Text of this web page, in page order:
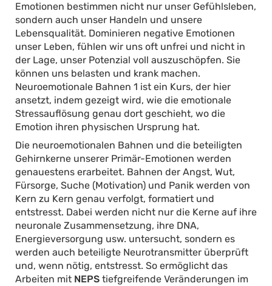
Emotionen bestimmen nicht nur unser Gefühlsleben,
sondern auch unser Handeln und unsere
Lebensqualität. Dominieren negative Emotionen
unser Leben, fühlen wir uns oft unfrei und nicht in
der Lage, unser Potenzial voll auszuschöpfen. Sie
können uns belasten und krank machen.
Neuroemotionale Bahnen 1 ist ein Kurs, der hier
ansetzt, indem gezeigt wird, wie die emotionale
Stressauflösung genau dort geschieht, wo die
Emotion ihren physischen Ursprung hat.
Die neuroemotionalen Bahnen und die beteiligten
Gehirnkerne unserer Primär-Emotionen werden
genauestens erarbeitet. Bahnen der Angst, Wut,
Fürsorge, Suche (Motivation) und Panik werden von
Kern zu Kern genau verfolgt, formatiert und
entstresst. Dabei werden nicht nur die Kerne auf ihre
neuronale Zusammensetzung, ihre DNA,
Energieversorgung usw. untersucht, sondern es
werden auch beteiligte Neurotransmitter überprüft
und, wenn nötig, entstresst. So ermöglicht das
Arbeiten mit NEPStiefgreifende Veränderungen im